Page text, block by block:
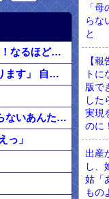
友人はめちゃくちゃ若く見られる。私「服装が子供っぽいわけでも無いのになんでだろ……あ！なるほどね」
アナウンス「大変ご迷惑をおかけしております」 自分「お、なんだ？」 ア「犬が並走しております」 自「えっ」
【まさかの結末】若ママ「ブスだしババアｗよく結婚出来ましたねｗｗｗ」 → なんでよく知らないあんたにそこまで言われなきゃなんないんだ！！！
っ」
「
らな
と
【
ト
版で
した
実現
のに！
出産
し、
姑「
もの